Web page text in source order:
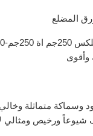
المضلع
وأقوى
وسماكة متماثلة
شيوعاً ورخيص